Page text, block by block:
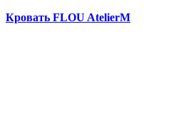
Кровать FLOU AtelierM